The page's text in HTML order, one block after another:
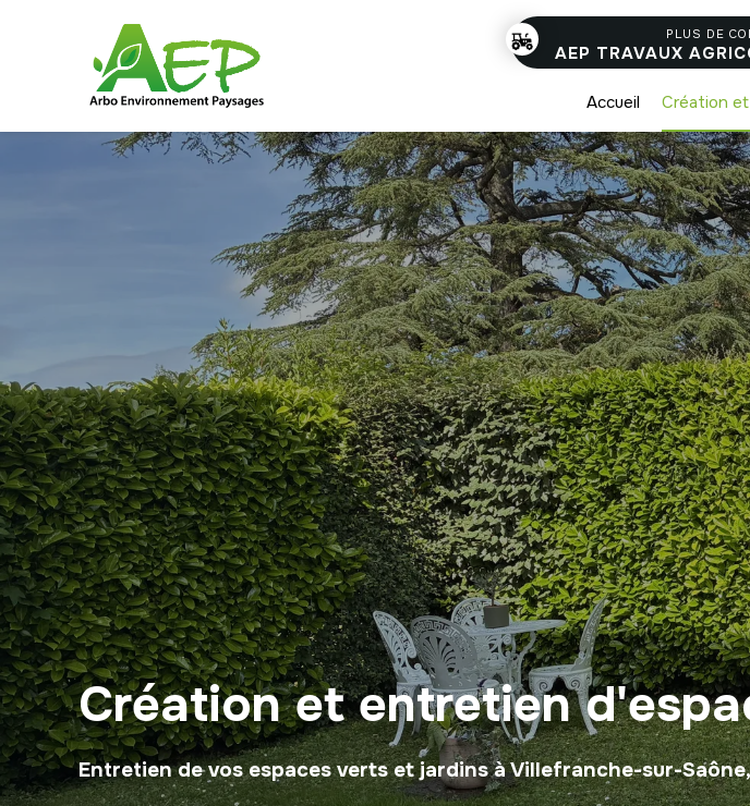
PLUS DE
AEP TRAVAUX
Accueil Création
Création et entretien
Entretien de vos espaces verts et jardins à Villefranche-sur-